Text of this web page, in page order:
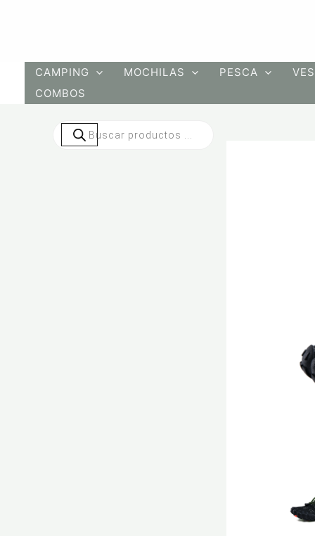
CAMPING MOCHILAS PESCA
COMBOS
Búsqueda
productos